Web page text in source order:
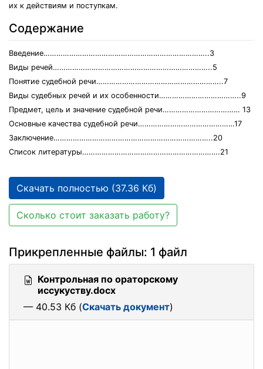
их к действиям и поступкам.
Содержание
Введение…………………………………………………………………..3
Виды речей………………………………………………………………..5
Понятие судебной речи…………………………………………………..7
Виды судебных речей и их особенности………………………………..9
Предмет, цель и значение судебной речи……………………………… 13
Основные качества судебной речи………………………………………17
Заключение………………………………………………………………..20
Список литературы……………………………………………………….21
Скачать полностью (37.36 Кб)
Сколько стоит заказать работу?
Прикрепленные файлы: 1 файл
Контрольная по ораторскому
иссукуству.docx
— 40.53 Кб (Скачать документ)